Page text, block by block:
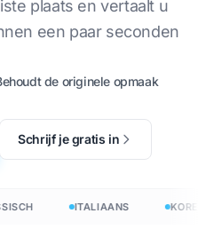
plaats en vertaalt u
een paar seconden
de originele opmaak
Schrijf je gratis in
ITALIAANS